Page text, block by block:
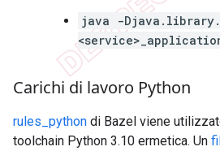
java -
Carichi di lavoro Python
rules_python di Bazel viene
toolchain Python 3.10 ermetica. Un